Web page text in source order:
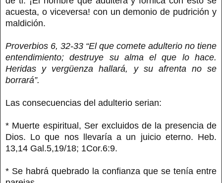
acuesta, o viceversa! con un demonio de pudrición y
maldición.
Proverbios 6, 32-33 “El que comete adulterio no tiene
entendimiento; destruye su alma el que lo hace.
Heridas y vergüenza hallará, y su afrenta no se
borrará”.
Las consecuencias del adulterio serian:
* Muerte espiritual, Ser excluidos de la presencia de
Dios. Lo que nos llevaría a un juicio eterno. Heb.
13,14 Gal.5,19/18; 1Cor.6:9.
* Se habrá quebrado la confianza que se tenía entre